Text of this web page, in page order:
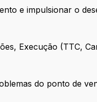
e impulsionar o
Execução (TTC,
do ponto de